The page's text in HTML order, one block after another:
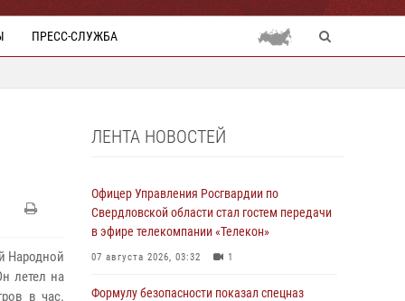
ПРЕСС-СЛУЖБА
Народной
летел на
в час.
ЛЕНТА НОВОСТЕЙ
Офицер Управления Росгвардии по
Свердловской области стал гостем передачи
в эфире телекомпании «Телекон»
07 августа 2026, 03:32 1
Формулу безопасности показал спецназ